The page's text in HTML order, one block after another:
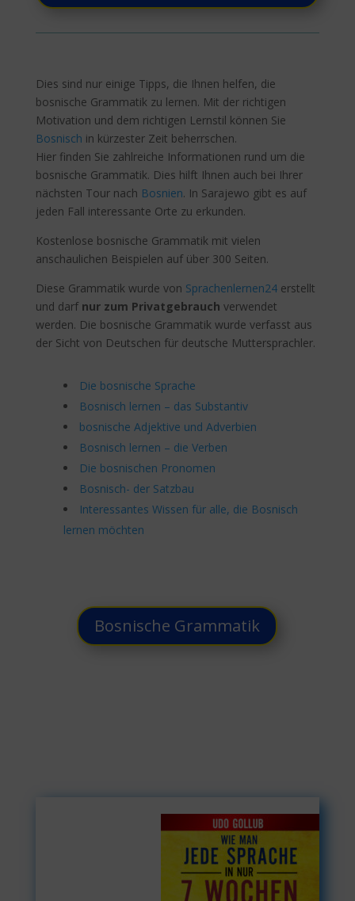
Dies sind nur einige Tipps, die Ihnen helfen, die
bosnische Grammatik zu lernen. Mit der richtigen
Motivation und dem richtigen Lernstil können Sie
Bosnisch in kürzester Zeit beherrschen.
Hier finden Sie zahlreiche Informationen rund um die
bosnische Grammatik. Dies hilft Ihnen auch bei Ihrer
nächsten Tour nach Bosnien. In Sarajewo gibt es auf
jeden Fall interessante Orte zu erkunden.
Kostenlose bosnische Grammatik mit vielen
anschaulichen Beispielen auf über 300 Seiten.
Diese Grammatik wurde von Sprachenlernen24erstellt
und darf nur zum Privatgebrauch verwendet
werden. Die bosnische Grammatik wurde verfasst aus
der Sicht von Deutschen für deutsche Muttersprachler.
Die bosnische Sprache
Bosnisch lernen – das Substantiv
bosnische Adjektive und Adverbien
Bosnisch lernen – die Verben
Die bosnischen Pronomen
Bosnisch- der Satzbau
Interessantes Wissen für alle, die Bosnisch
lernen möchten
Bosnische Grammatik